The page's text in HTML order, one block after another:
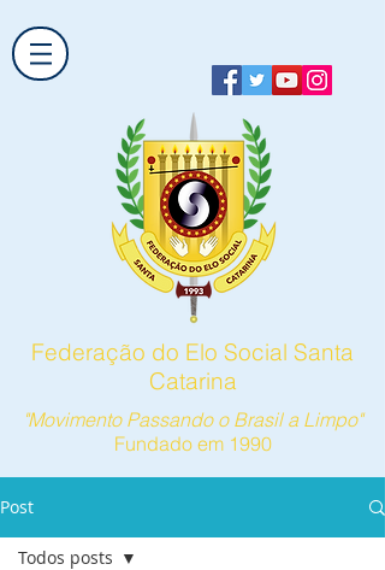
Federação do Elo Social Santa
Catarina
"Movimento Passando o Brasil a Limpo"
Fundado em 1990
Post
Todos posts